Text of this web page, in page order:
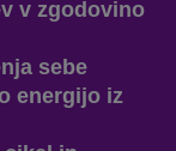
v zgodovino
sebe
energijo iz